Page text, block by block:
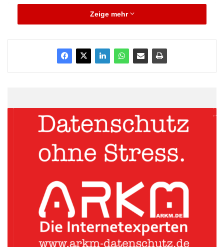
für die enge Verflechtung zwischen Deutschland und
Tschechien. Im April 1991 stieg die Volkswagen AG bei SKODA
Einsatzbereitschaft der SKODA Belegschaft haben seitdem den
Wiederaufstieg einer der weltweit traditionsreichsten
Quellenangabe: „obs/Skoda Auto Deutschland GmbH“
Volumenhersteller auf mehr als 100 Märkten etabliert“, sagt der
SKODA-Vorstandsvorsitzende Prof. Dr. h.c. Winfried Vahland.
„Der rasante Aufstieg des Unternehmens basiert auf dem
vertrauensvollen, engagierten und gemeinsamen Handeln von
Tschechen und Deutschen. Unsere Verbindung ist ein
Zeige mehr